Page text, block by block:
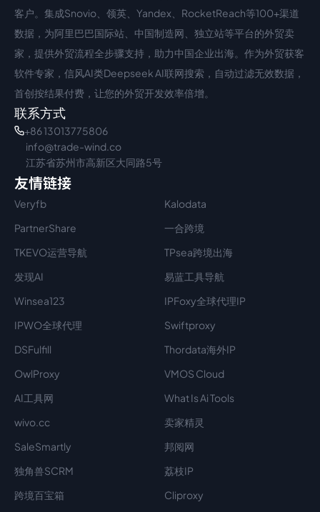
客户。集成Snovio、领英、Yandex、RocketReach等100+渠道
数据，为阿里巴巴国际站、中国制造网、独立站等平台的外贸卖
家，提供外贸流程全步骤支持，助力中国企业出海。作为外贸获客
软件专家，信风AI类Deepseek AI联网搜索，自动过滤无效数据，
首创按结果付费，让您的外贸开发效率倍增。
联系方式
+86 13013775806
info@trade-wind.co
江苏省苏州市高新区大同路5号
友情链接
Veryfb
Kalodata
PartnerShare
一合跨境
TKEVO运营导航
TPsea跨境出海
发现AI
易蓝工具导航
Winsea123
IPFoxy全球代理IP
IPWO全球代理
Swiftproxy
DSFulfill
Thordata海外IP
OwlProxy
VMOS Cloud
AI工具网
What Is Ai Tools
wivo.cc
卖家精灵
SaleSmartly
邦阅网
独角兽SCRM
荔枝IP
跨境百宝箱
Cliproxy